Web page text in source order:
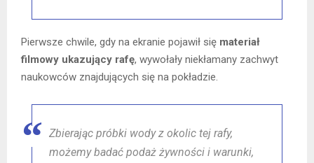
Pierwsze chwile, gdy na ekranie pojawił się materiał
filmowy ukazujący rafę, wywołały niekłamany zachwyt
naukowców znajdujących się na pokładzie.
Zbierając próbki wody z okolic tej rafy,
możemy badać podaż żywności i warunki,